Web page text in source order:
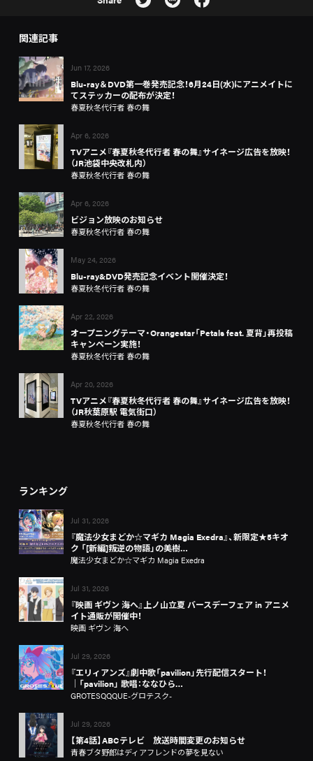
関連記事
Jun 17, 2026
Blu-ray＆DVD第一巻発売記念！6月24日(水)にアニメイトに
てステッカーの配布が決定！
春夏秋冬代行者 春の舞
Apr 6, 2026
TVアニメ『春夏秋冬代行者 春の舞』サイネージ広告を放映！
（JR池袋中央改札内）
春夏秋冬代行者 春の舞
Apr 6, 2026
ビジョン放映のお知らせ
春夏秋冬代行者 春の舞
May 24, 2026
Blu-ray&DVD発売記念イベント開催決定！
春夏秋冬代行者 春の舞
Apr 22, 2026
オープニングテーマ・Orangestar「Petals feat. 夏背」再投稿
キャンペーン実施！
春夏秋冬代行者 春の舞
Apr 20, 2026
TVアニメ『春夏秋冬代行者 春の舞』サイネージ広告を放映！
（JR秋葉原駅 電気街口）
春夏秋冬代行者 春の舞
ランキング
Jul 31, 2026
『魔法少女まどか☆マギカ Magia Exedra』、新限定★5キオ
ク 「[新編]叛逆の物語」の美樹…
魔法少女まどか☆マギカ Magia Exedra
Jul 31, 2026
『映画 ギヴン 海へ』上ノ山立夏 バースデーフェア in アニメ
イト通販が開催中！
映画 ギヴン 海へ
Jul 29, 2026
『エリィアンズ』劇中歌「pavilion」先行配信スタート！
│「pavilion」 歌唱：ななひら…
GROTESQQQUE-グロテスク-
Jul 29, 2026
【第4話】ABCテレビ 放送時間変更のお知らせ
青春ブタ野郎はディアフレンドの夢を見ない